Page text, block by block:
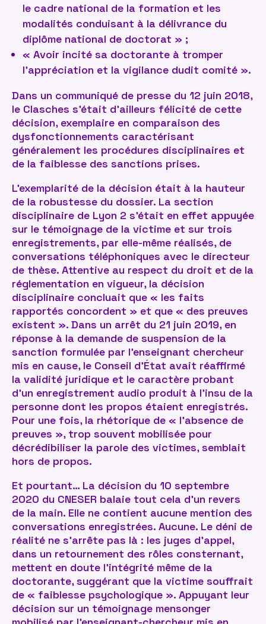
le cadre national de la formation et les
modalités conduisant à la délivrance du
diplôme national de doctorat » ;
« Avoir incité sa doctorante à tromper
l’appréciation et la vigilance dudit comité ».
Dans un communiqué de presse du 12 juin 2018,
le Clasches s’était d’ailleurs félicité de cette
décision, exemplaire en comparaison des
dysfonctionnements caractérisant
généralement les procédures disciplinaires et
de la faiblesse des sanctions prises.
L’exemplarité de la décision était à la hauteur
de la robustesse du dossier. La section
disciplinaire de Lyon 2 s’était en effet appuyée
sur le témoignage de la victime et sur trois
enregistrements, par elle-même réalisés, de
conversations téléphoniques avec le directeur
de thèse. Attentive au respect du droit et de la
réglementation en vigueur, la décision
disciplinaire concluait que « les faits
rapportés concordent » et que « des preuves
existent ». Dans un arrêt du 21 juin 2019, en
réponse à la demande de suspension de la
sanction formulée par l’enseignant chercheur
mis en cause, le Conseil d’État avait réaffirmé
la validité juridique et le caractère probant
d’un enregistrement audio produit à l’insu de la
personne dont les propos étaient enregistrés.
Pour une fois, la rhétorique de « l’absence de
preuves », trop souvent mobilisée pour
décrédibiliser la parole des victimes, semblait
hors de propos.
Et pourtant… La décision du 10 septembre
2020 du CNESER balaie tout cela d’un revers
de la main. Elle ne contient aucune mention des
conversations enregistrées. Aucune. Le déni de
réalité ne s’arrête pas là : les juges d’appel,
dans un retournement des rôles consternant,
mettent en doute l’intégrité même de la
doctorante, suggérant que la victime souffrait
de « faiblesse psychologique ». Appuyant leur
décision sur un témoignage mensonger